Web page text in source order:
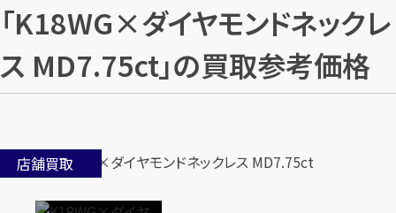
「K18WG×ダイヤモンドネックレ
ス MD7.75ct」の買取参考価格
店舗買取